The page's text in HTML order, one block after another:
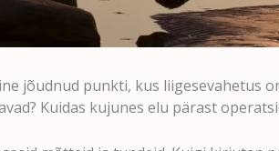
jõudnud punkti, kus liigesevahetus
Kuidas kujunes elu pärast